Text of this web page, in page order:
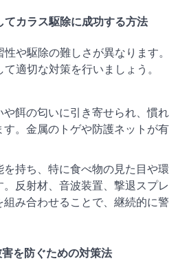
てカラス駆除に成功する方法
や駆除の難しさが異なります。
適切な対策を行いましょう。
や餌の匂いに引き寄せられ、慣れ
。金属のトゲや防護ネットが有
を持ち、特に食べ物の見た目や環
反射材、音波装置、撃退スプレ
み合わせることで、継続的に警
を防ぐための対策法